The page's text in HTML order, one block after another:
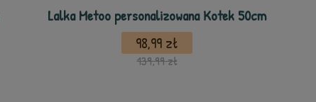
Lalka Metoo personalizowana Kotek 50cm
98,99 zł
139,99 zł